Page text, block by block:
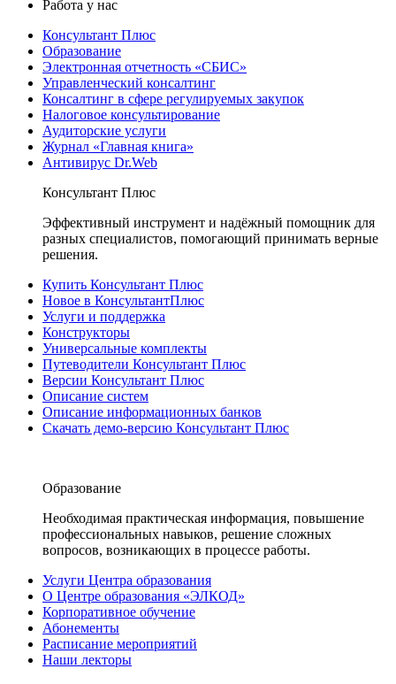
Работа у нас
Консультант Плюс
Образование
Электронная отчетность «СБИС»
Управленческий консалтинг
Консалтинг в сфере регулируемых закупок
Налоговое консультирование
Аудиторские услуги
Журнал «Главная книга»
Антивирус Dr.Web
Консультант Плюс
Эффективный инструмент и надёжный помощник для
разных специалистов, помогающий принимать верные
решения.
Купить Консультант Плюс
Новое в КонсультантПлюс
Услуги и поддержка
Конструкторы
Универсальные комплекты
Путеводители Консультант Плюс
Версии Консультант Плюс
Описание систем
Описание информационных банков
Скачать демо-версию Консультант Плюс
Образование
Необходимая практическая информация, повышение
профессиональных навыков, решение сложных
вопросов, возникающих в процессе работы.
Услуги Центра образования
О Центре образования «ЭЛКОД»
Корпоративное обучение
Абонементы
Расписание мероприятий
Наши лекторы